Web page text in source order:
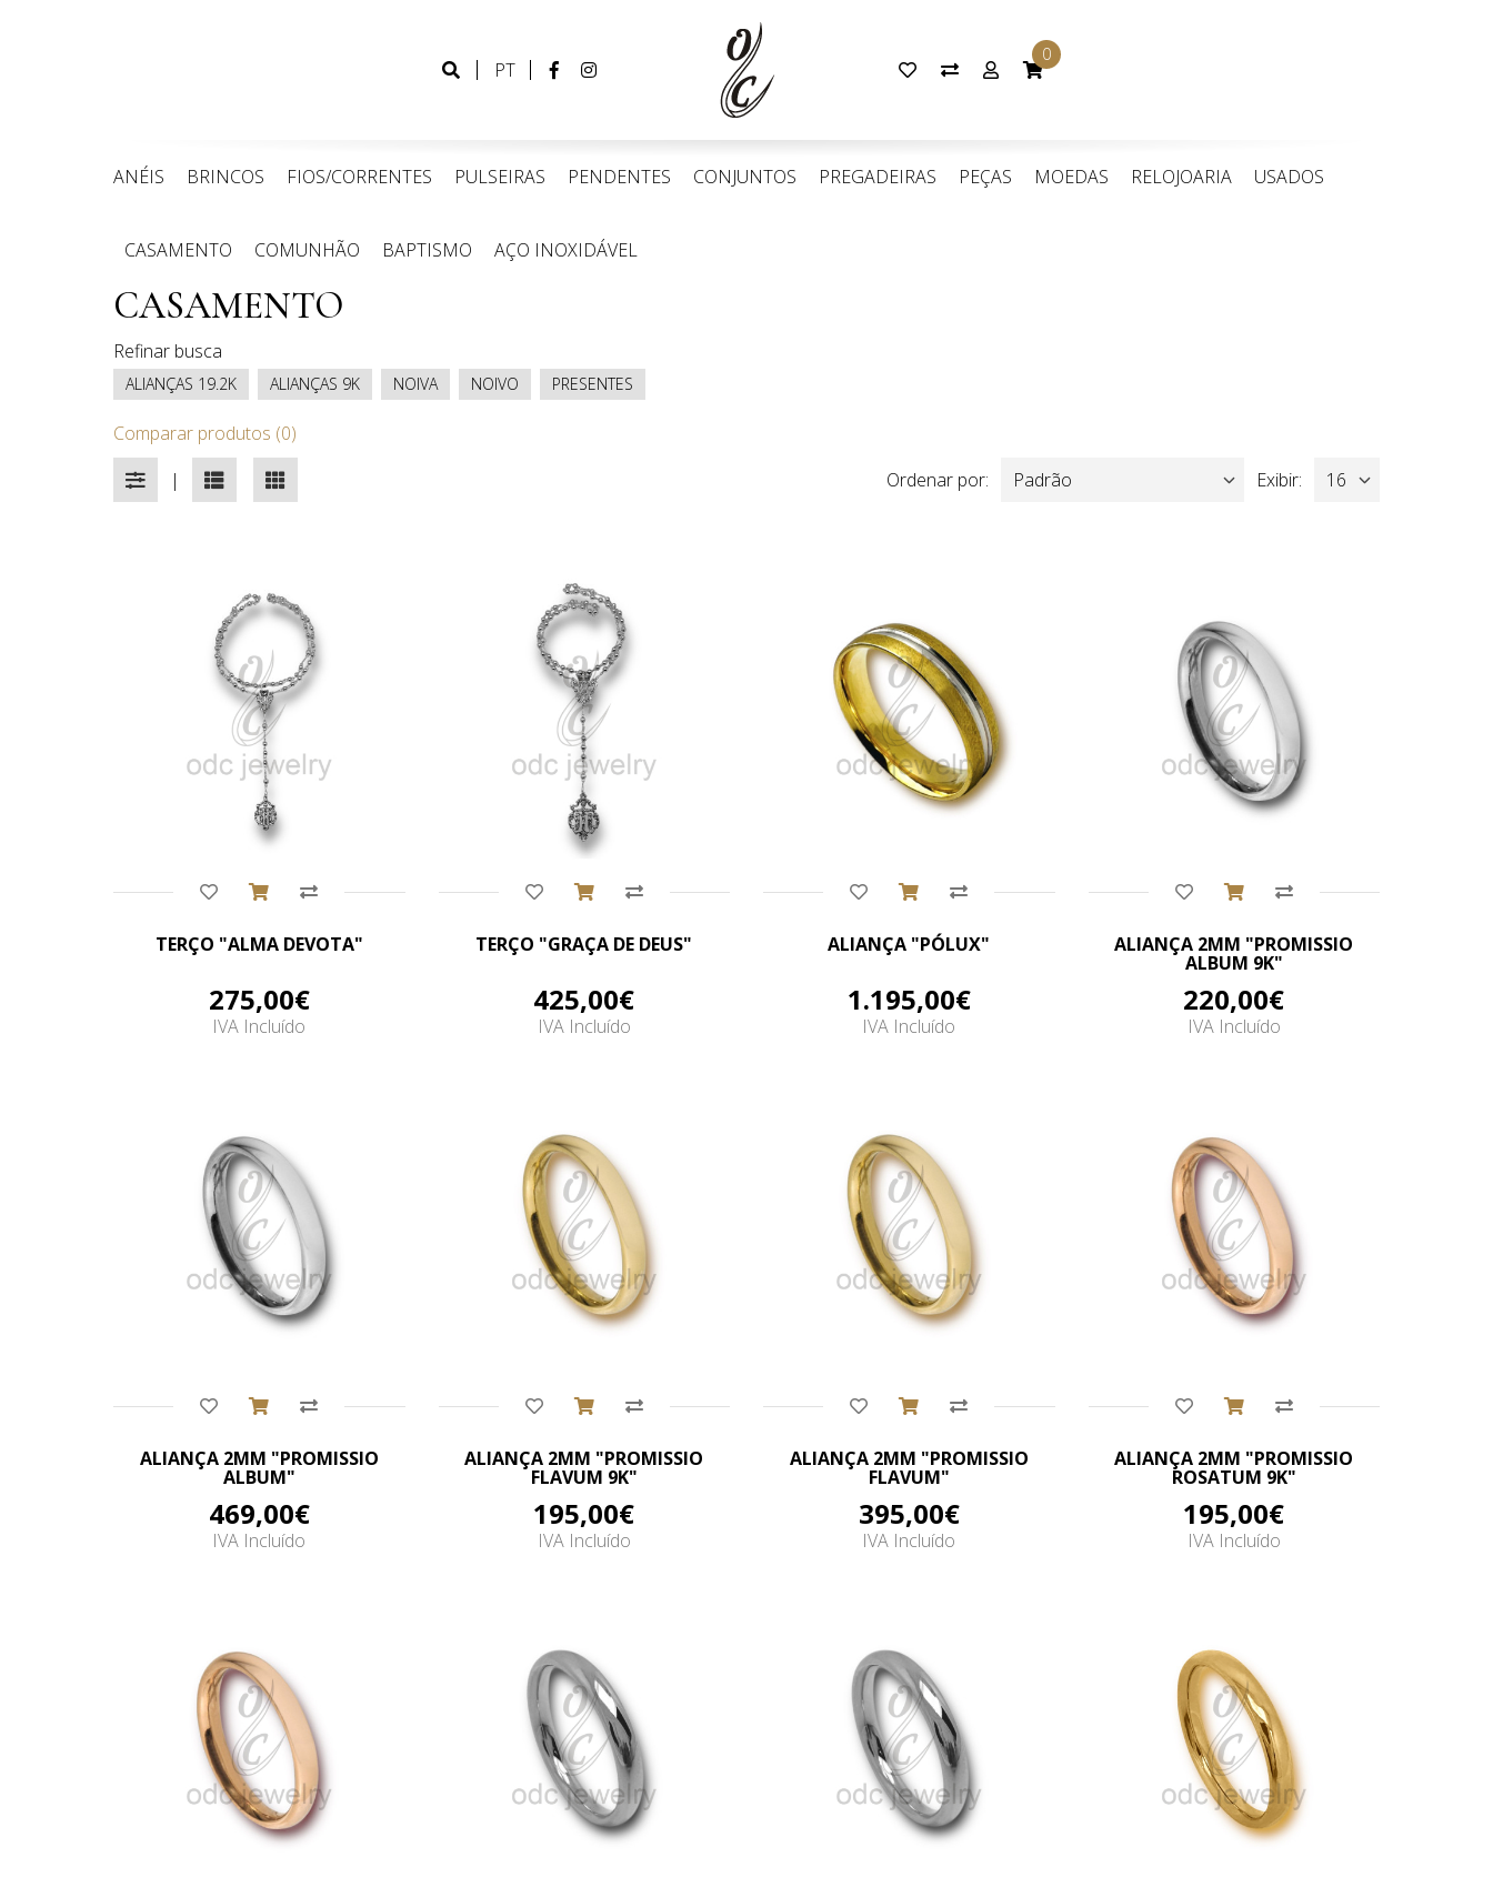
Idioma
PT
FacebookInstagram
ArtigosComparar
Conta
0
ANÉIS BRINCOS FIOS/CORRENTES PULSEIRAS PENDENTES CONJUNTOS PREGADEIRAS PEÇAS MOEDAS RELOJOARIA USADOS
CASAMENTO COMUNHÃO BAPTISMO AÇO INOXIDÁVEL
CASAMENTO
Refinar busca
ALIANÇAS 19.2K ALIANÇAS 9K NOIVA NOIVO PRESENTES
Comparar produtos (0)
FILTROS
| Ordenar por: Exibir:
TERÇO "ALMA DEVOTA"
275,00€
IVA Incluído
TERÇO "GRAÇA DE DEUS"
425,00€
IVA Incluído
ALIANÇA "PÓLUX"
1.195,00€
IVA Incluído
ALIANÇA 2MM "PROMISSIO
ALBUM 9K"
220,00€
IVA Incluído
ALIANÇA 2MM "PROMISSIO
ALBUM"
469,00€
IVA Incluído
ALIANÇA 2MM "PROMISSIO
FLAVUM 9K"
195,00€
IVA Incluído
ALIANÇA 2MM "PROMISSIO
FLAVUM"
395,00€
IVA Incluído
ALIANÇA 2MM "PROMISSIO
ROSATUM 9K"
195,00€
IVA Incluído